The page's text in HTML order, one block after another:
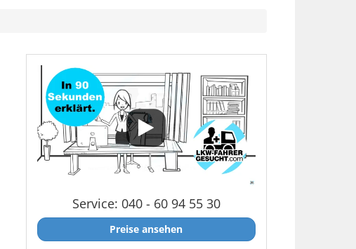
Service: 040 - 60 94 55 30
Preise ansehen